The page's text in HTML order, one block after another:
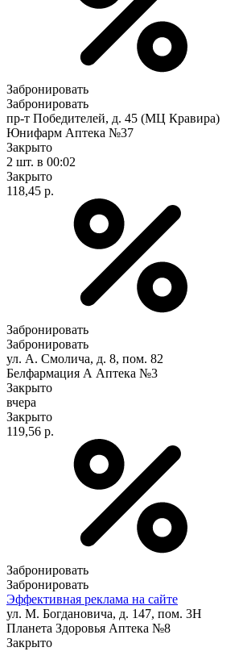
Забронировать
Забронировать
пр-т Победителей, д. 45 (МЦ Кравира)
Юнифарм Аптека №37
Закрыто
2 шт. в 00:02
Закрыто
118,45 р.
Забронировать
Забронировать
ул. А. Смолича, д. 8, пом. 82
Белфармация А Аптека №3
Закрыто
вчера
Закрыто
119,56 р.
Забронировать
Забронировать
Эффективная реклама на сайте
ул. М. Богдановича, д. 147, пом. 3Н
Планета Здоровья Аптека №8
Закрыто